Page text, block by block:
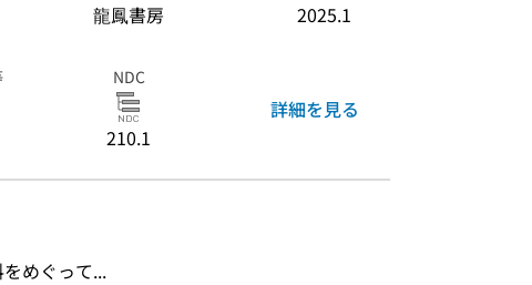
龍鳳書房 2025.1
NDC
210.1
詳細を見る
めぐって...